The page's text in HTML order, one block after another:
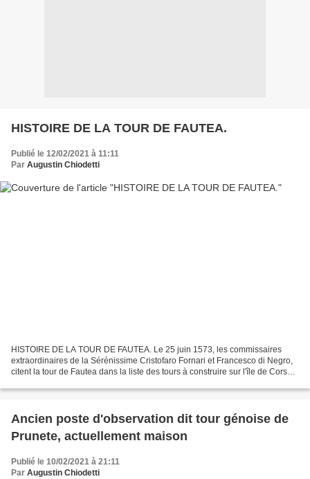
HISTOIRE DE LA TOUR DE FAUTEA.
Publié le 12/02/2021 à 11:11
Par Augustin Chiodetti
HISTOIRE DE LA TOUR DE FAUTEA. Le 25 juin 1573, les commissaires
extraordinaires de la Sérénissime Cristofaro Fornari et Francesco di Negro,
citent la tour de Fautea dans la liste des tours à construire sur l'île de Corse.
Ancien poste d'observation dit tour génoise de
Prunete, actuellement maison
Publié le 10/02/2021 à 21:11
Par Augustin Chiodetti